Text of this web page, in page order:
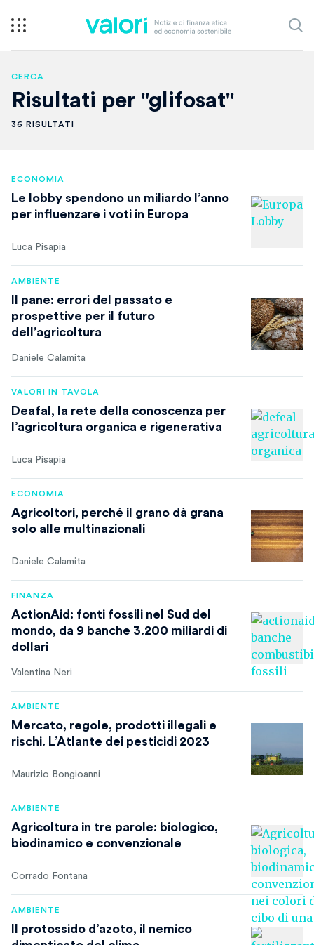
CERCA
Risultati per "glifosat"
36 RISULTATI
ECONOMIA
Le lobby spendono un miliardo l’anno
per influenzare i voti in Europa
Luca Pisapia
AMBIENTE
Il pane: errori del passato e
prospettive per il futuro
dell’agricoltura
Daniele Calamita
VALORI IN TAVOLA
Deafal, la rete della conoscenza per
l’agricoltura organica e rigenerativa
Luca Pisapia
ECONOMIA
Agricoltori, perché il grano dà grana
solo alle multinazionali
Daniele Calamita
FINANZA
ActionAid: fonti fossili nel Sud del
mondo, da 9 banche 3.200 miliardi di
dollari
Valentina Neri
AMBIENTE
Mercato, regole, prodotti illegali e
rischi. L’Atlante dei pesticidi 2023
Maurizio Bongioanni
AMBIENTE
Agricoltura in tre parole: biologico,
biodinamico e convenzionale
Corrado Fontana
AMBIENTE
Il protossido d’azoto, il nemico